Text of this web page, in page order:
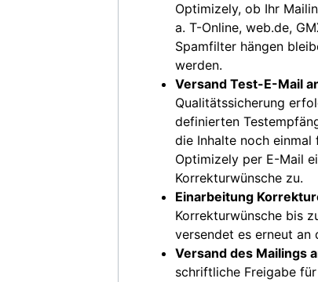
Optimizely, ob Ihr
a. T-Online, web.de,
Spamfilter hängen
werden.
Versand Test-E-Mail
Qualitätssicherung
definierten
die Inhalte noch
Optimizely per E-Mail
Korrekturwünsche zu.
Einarbeitung
Korrekturwünsche bis
versendet es erneut an
Versand des Mailings
schriftliche Freigabe